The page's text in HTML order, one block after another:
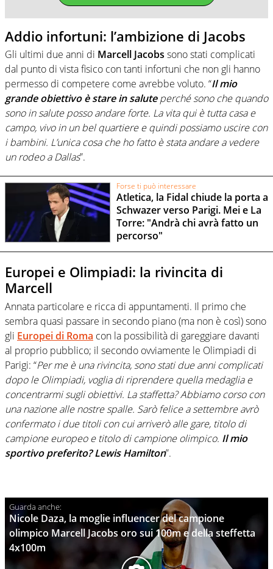
Addio infortuni: l’ambizione di Jacobs
Gli ultimi due anni di Marcell Jacobs sono stati complicati
dal punto di vista fisico con tanti infortuni che non gli hanno
permesso di competere come avrebbe voluto. “Il mio
grande obiettivo è stare in saluteperché sono che quando
sono in salute posso andare forte. La vita qui è tutta casa e
campo, vivo in un bel quartiere e quindi possiamo uscire con
i bambini. L’unica cosa che ho fatto è stata andare a vedere
un rodeo a Dallas”.
Forse ti può interessare
Atletica, la Fidal chiude la porta a
Schwazer verso Parigi. Mei e La
Torre: "Andrà chi avrà fatto un
percorso"
Europei e Olimpiadi: la rivincita di
Marcell
Annata particolare e ricca di appuntamenti. Il primo che
sembra quasi passare in secondo piano (ma non è così) sono
gli Europei di Roma con la possibilità di gareggiare davanti
al proprio pubblico; il secondo ovviamente le Olimpiadi di
Parigi: “Per me è una rivincita, sono stati due anni complicati
dopo le Olimpiadi, voglia di riprendere quella medaglia e
concentrarmi sugli obiettivi. La staffetta? Abbiamo corso con
una nazione alle nostre spalle. Sarò felice a settembre avrò
confermato i due titoli con cui arriverò alle gare, titolo di
campione europeo e titolo di campione olimpico. Il mio
sportivo preferito? Lewis Hamilton”.
Nicole Daza, la moglie influencer del campione
olimpico Marcell Jacobs oro sui 100m e della steffetta
4x100m